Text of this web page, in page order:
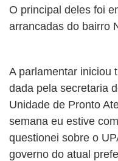
O principal deles foi
arrancadas do bairro
A parlamentar iniciou
dada pela secretaria
Unidade de Pronto
semana eu estive
questionei sobre o
governo do atual